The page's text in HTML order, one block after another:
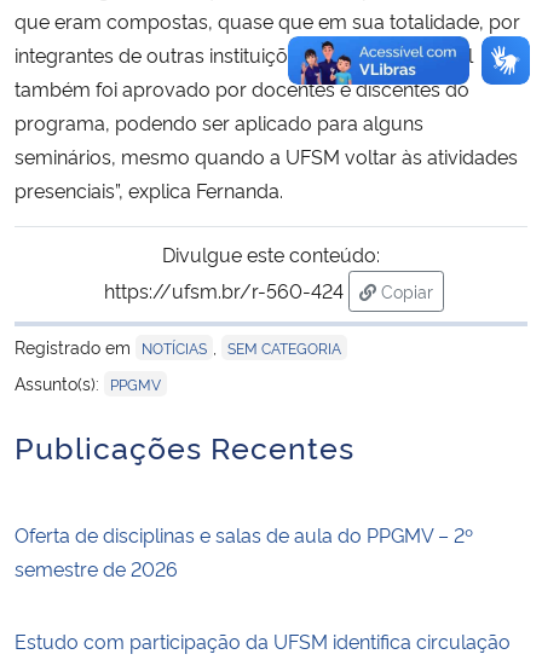
que eram compostas, quase que em sua totalidade, por
integrantes de outras instituições. “O modelo virtual
também foi aprovado por docentes e discentes do
programa, podendo ser aplicado para alguns
seminários, mesmo quando a UFSM voltar às atividades
presenciais”, explica Fernanda.
Divulgue este conteúdo:
https://ufsm.br/r-560-424
Copiar
para área de
Registrado em
NOTÍCIAS SEM CATEGORIA
Assunto(s): PPGMV
Publicações Recentes
Oferta de disciplinas e salas de aula do PPGMV – 2º
semestre de 2026
Estudo com participação da UFSM identifica circulação